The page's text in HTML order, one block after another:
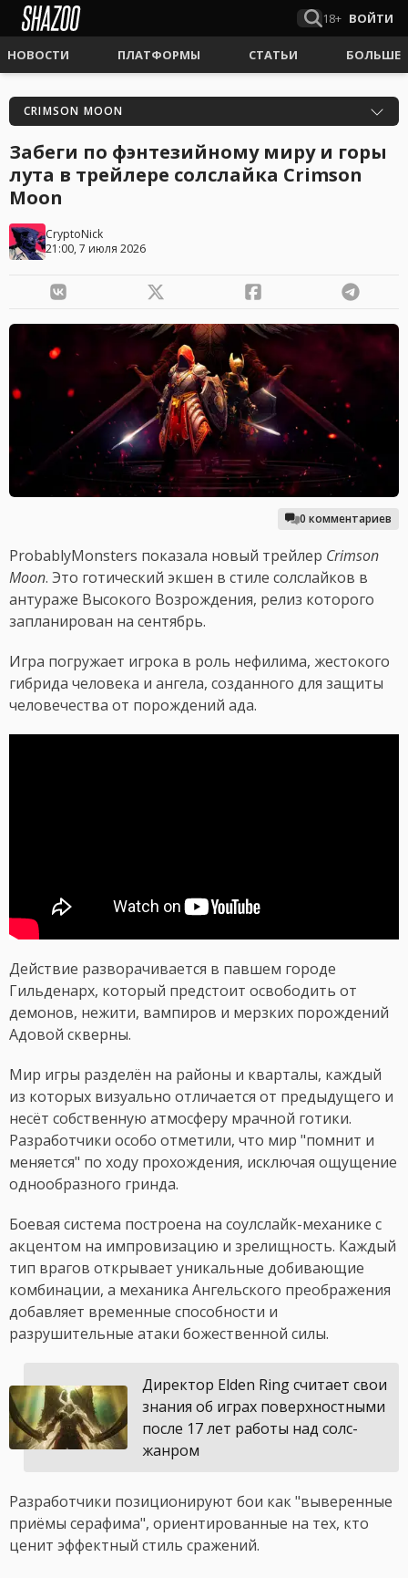
18+ ВОЙТИ
НОВОСТИ ПЛАТФОРМЫ СТАТЬИ БОЛЬШЕ
CRIMSON MOON
Забеги по фэнтезийному миру и горы
лута в трейлере солслайка Crimson
Moon
CryptoNick
21:00, 7 июля 2026
0 комментариев
ProbablyMonsters показала новый трейлер Crimson
Moon. Это готический экшен в стиле солслайков в
антураже Высокого Возрождения, релиз которого
запланирован на сентябрь.
Игра погружает игрока в роль нефилима, жестокого
гибрида человека и ангела, созданного для защиты
человечества от порождений ада.
Действие разворачивается в павшем городе
Гильденарх, который предстоит освободить от
демонов, нежити, вампиров и мерзких порождений
Адовой скверны.
Мир игры разделён на районы и кварталы, каждый
из которых визуально отличается от предыдущего и
несёт собственную атмосферу мрачной готики.
Разработчики особо отметили, что мир "помнит и
меняется" по ходу прохождения, исключая ощущение
однообразного гринда.
Боевая система построена на соулслайк-механике с
акцентом на импровизацию и зрелищность. Каждый
тип врагов открывает уникальные добивающие
комбинации, а механика Ангельского преображения
добавляет временные способности и
разрушительные атаки божественной силы.
Директор Elden Ring считает свои
знания об играх поверхностными
после 17 лет работы над солс-
жанром
Разработчики позиционируют бои как "выверенные
приёмы серафима", ориентированные на тех, кто
ценит эффектный стиль сражений.